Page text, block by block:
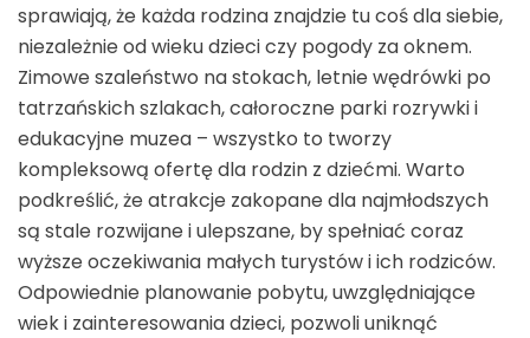
sprawiają, że każda rodzina znajdzie tu coś dla siebie,
niezależnie od wieku dzieci czy pogody za oknem.
Zimowe szaleństwo na stokach, letnie wędrówki po
tatrzańskich szlakach, całoroczne parki rozrywki i
edukacyjne muzea – wszystko to tworzy
kompleksową ofertę dla rodzin z dziećmi. Warto
podkreślić, że atrakcje zakopane dla najmłodszych
są stale rozwijane i ulepszane, by spełniać coraz
wyższe oczekiwania małych turystów i ich rodziców.
Odpowiednie planowanie pobytu, uwzględniające
wiek i zainteresowania dzieci, pozwoli uniknąć